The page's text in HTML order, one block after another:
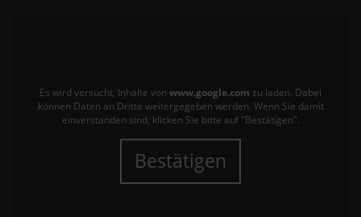
Es wird versucht, Inhalte von www.google.com zu laden. Dabei
können Daten an Dritte weitergegeben werden. Wenn Sie damit
einverstanden sind, klicken Sie bitte auf "Bestätigen".
Bestätigen